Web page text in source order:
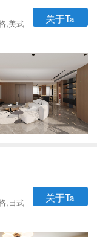
,美式
关于Ta
,日式
关于Ta